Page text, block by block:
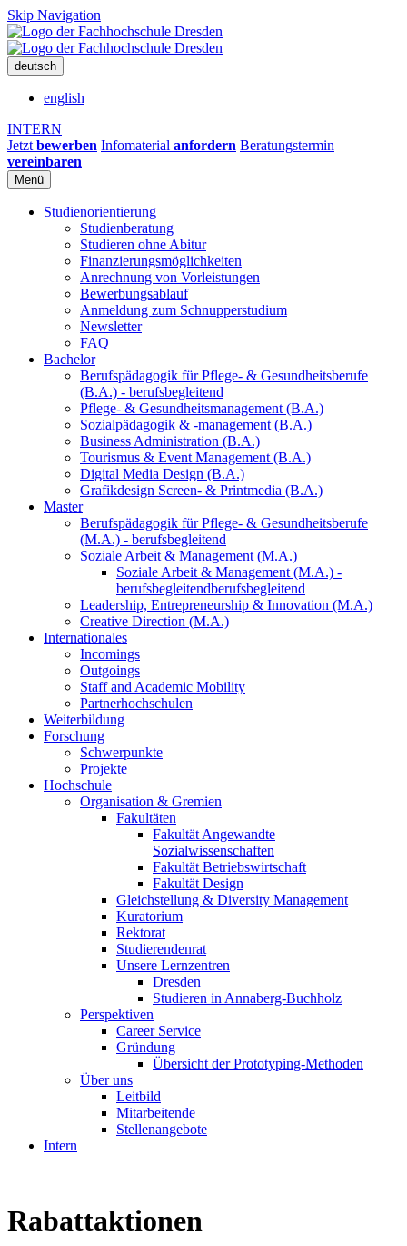
Skip Navigation
deutsch
english
INTERN
Jetzt bewerben Infomaterial anfordern Beratungstermin
vereinbaren
Menü
Studienorientierung
Studienberatung
Studieren ohne Abitur
Finanzierungsmöglichkeiten
Anrechnung von Vorleistungen
Bewerbungsablauf
Anmeldung zum Schnupperstudium
Newsletter
FAQ
Bachelor
Berufspädagogik für Pflege- & Gesundheitsberufe
(B.A.) - berufsbegleitend
Pflege- & Gesundheitsmanagement (B.A.)
Sozialpädagogik & -management (B.A.)
Business Administration (B.A.)
Tourismus & Event Management (B.A.)
Digital Media Design (B.A.)
Grafikdesign Screen- & Printmedia (B.A.)
Master
Berufspädagogik für Pflege- & Gesundheitsberufe
(M.A.) - berufsbegleitend
Soziale Arbeit & Management (M.A.)
Soziale Arbeit & Management (M.A.) -
berufsbegleitendberufsbegleitend
Leadership, Entrepreneurship & Innovation (M.A.)
Creative Direction (M.A.)
Internationales
Incomings
Outgoings
Staff and Academic Mobility
Partnerhochschulen
Weiterbildung
Forschung
Schwerpunkte
Projekte
Hochschule
Organisation & Gremien
Fakultäten
Fakultät Angewandte
Sozialwissenschaften
Fakultät Betriebswirtschaft
Fakultät Design
Gleichstellung & Diversity Management
Kuratorium
Rektorat
Studierendenrat
Unsere Lernzentren
Dresden
Studieren in Annaberg-Buchholz
Perspektiven
Career Service
Gründung
Übersicht der Prototyping-Methoden
Über uns
Leitbild
Mitarbeitende
Stellenangebote
Intern
Rabattaktionen